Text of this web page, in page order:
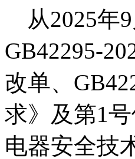
从2025年9
GB42295-
改单、
求》及第1号
电器安全技